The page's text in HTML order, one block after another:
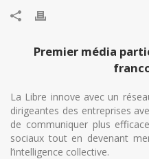
Premier média
La Libre innove avec un
dirigeantes des entreprises
de communiquer plus
sociaux tout en devenant
l’intelligence collective.